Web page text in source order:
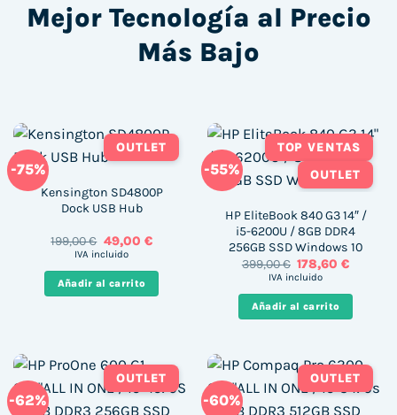
Mejor Tecnología al Precio
Más Bajo
-75%
OUTLET
Kensington SD4800P
Dock USB Hub
199,00€ El
precio
era:
199,00 €.
49,00 €El
es:
IVA incluido
Añadir al carrito
-55%
TOP VENTAS
OUTLET
HP EliteBook 840 G3 14″ /
i5-6200U / 8GB DDR4
256GB SSD Windows 10
399,00€ El
precio
era:
399,00 €.
178,60€El
es:
IVA incluido
Añadir al carrito
-62%
OUTLET
-60%
OUTLET